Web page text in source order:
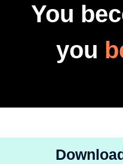
You
you